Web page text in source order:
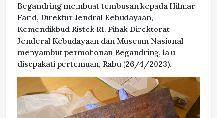
Begandring membuat tembusan kepada Hilmar
Farid, Direktur Jendral Kebudayaan,
Kemendikbud Ristek RI. Pihak Direktorat
Jenderal Kebudayaan dan Museum Nasional
menyambut permohonan Begandring, lalu
disepakati pertemuan, Rabu (26/4/2023).